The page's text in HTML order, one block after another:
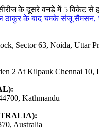
सीरीज के दूसरे वनडे में 5
ठाकुर के बाद चमके संजू सैमसन,
Sector 63, Noida, Uttar
2 At Kilpauk Chennai 10,
Kathmandu
Australia